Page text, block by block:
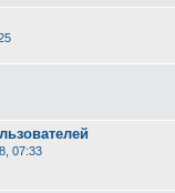
07:33